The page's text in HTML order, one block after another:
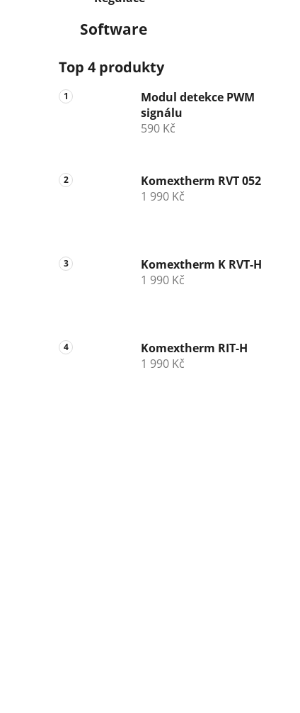
Software
Top 4 produkty
Modul detekce PWM
signálu
590 Kč
Komextherm RVT 052
1 990 Kč
Komextherm K RVT-H
1 990 Kč
Komextherm RIT-H
1 990 Kč